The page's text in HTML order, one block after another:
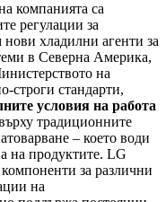
компанията са
регулации за
хладилни агенти за
в Северна Америка,
на
строги стандарти,
условия на работа
традиционните
– което води
на продуктите. LG
за различни
на